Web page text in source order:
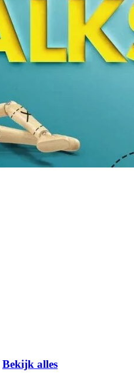
Bekijk alles